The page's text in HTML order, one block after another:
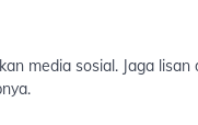
media sosial. Jaga